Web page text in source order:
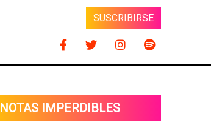
SUSCRIBIRSE
NOTAS IMPERDIBLES